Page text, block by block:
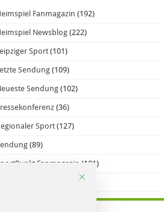
Fanmagazin (192)
Newsblog(222)
Sport(101)
Sendung(109)
Sendung(102)
(36)
Sport(127)
(89)
Fanmagazin (101)
(98)
Mit diesem Button wird